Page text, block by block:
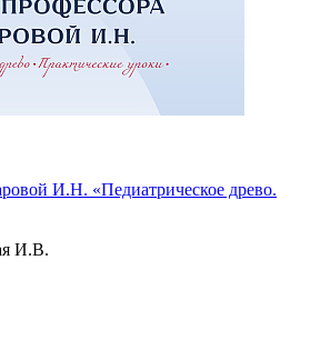
И.Н. «Педиатрическое древо.
И.В.